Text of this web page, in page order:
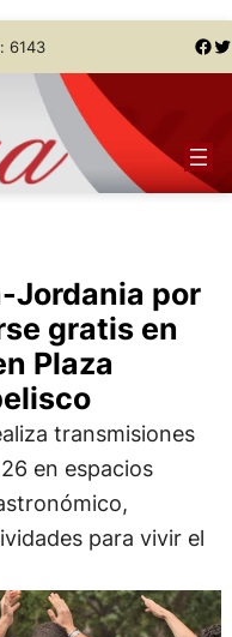
6143 Facebook Twitter
Jordania por
gratis en
Plaza
transmisiones
en espacios
para vivir el